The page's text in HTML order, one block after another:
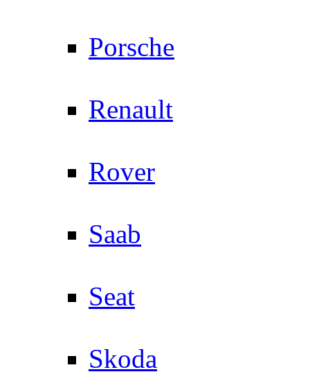
Porsche
Renault
Rover
Saab
Seat
Skoda